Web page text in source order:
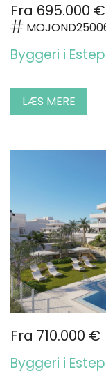
Fra 695.000
Byggeri i
LÆS MERE
Fra 710.000 €
Byggeri i